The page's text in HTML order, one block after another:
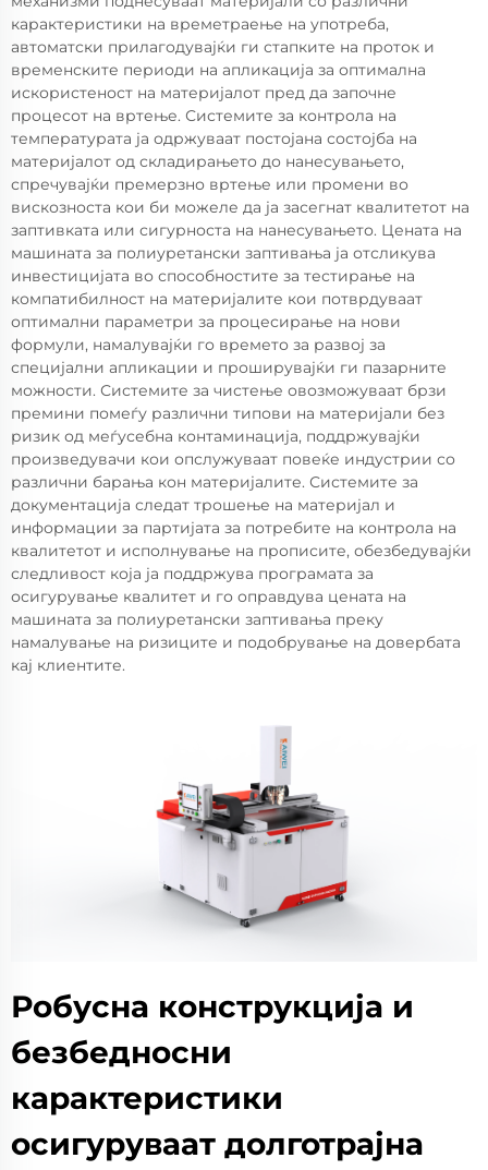
карактеристики на времетраење на употреба,
автоматски прилагодувајќи ги стапките на проток и
временските периоди на апликација за оптимална
искористеност на материјалот пред да започне
процесот на вртење. Системите за контрола на
температурата ја одржуваат постојана состојба на
материјалот од складирањето до нанесувањето,
спречувајќи премерзно вртење или промени во
вискозноста кои би можеле да ја засегнат квалитетот на
заптивката или сигурноста на нанесувањето. Цената на
машината за полиуретански заптивања ја отсликува
инвестицијата во способностите за тестирање на
компатибилност на материјалите кои потврдуваат
оптимални параметри за процесирање на нови
формули, намалувајќи го времето за развој за
специјални апликации и проширувајќи ги пазарните
можности. Системите за чистење овозможуваат брзи
премини помеѓу различни типови на материјали без
ризик од меѓусебна контаминација, поддржувајќи
произведувачи кои опслужуваат повеќе индустрии со
различни барања кон материјалите. Системите за
документација следат трошење на материјал и
информации за партијата за потребите на контрола на
квалитетот и исполнување на прописите, обезбедувајќи
следливост која ја поддржува програмата за
осигурување квалитет и го оправдува цената на
машината за полиуретански заптивања преку
намалување на ризиците и подобрување на довербата
кај клиентите.
Робусна конструкција и
безбедносни
карактеристики
осигуруваат долготрајна